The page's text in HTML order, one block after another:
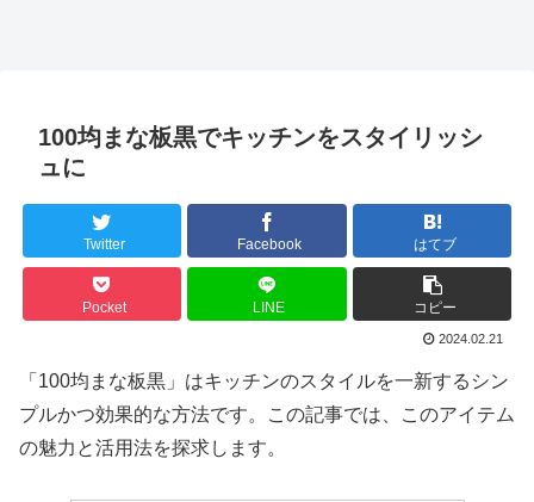
100均まな板黒でキッチンをスタイリッシ
ュに
Twitter Facebook はてブ
Pocket LINE コピー
2024.02.21
「100均まな板黒」はキッチンのスタイルを一新するシン
プルかつ効果的な方法です。この記事では、このアイテム
の魅力と活用法を探求します。